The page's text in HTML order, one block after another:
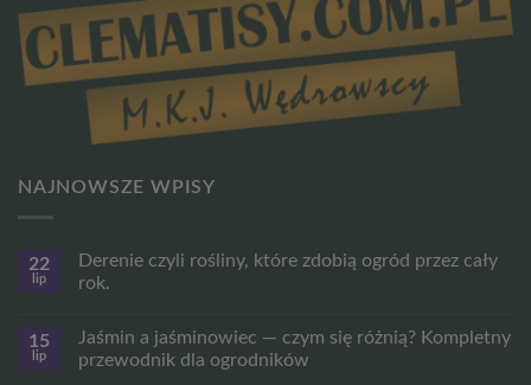
NAJNOWSZE WPISY
22
lip
Derenie czyli rośliny, które zdobią ogród przez cały
rok.
do
czyli
15
lip
Jaśmin a jaśminowiec — czym się różnią? Kompletny
przewodnik dla ogrodników